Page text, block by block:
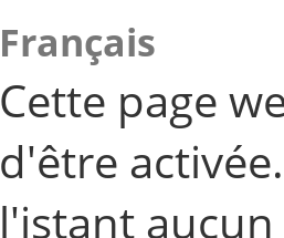
Français
Cette page
d'être
l'istant